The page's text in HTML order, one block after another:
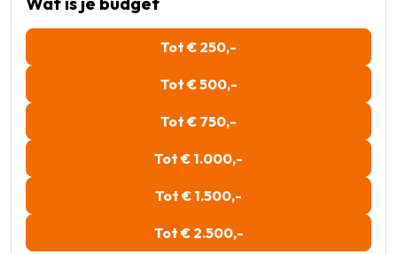
Tot € 250,-
Tot € 500,-
Tot € 750,-
Tot € 1.000,-
Tot € 1.500,-
Tot € 2.500,-